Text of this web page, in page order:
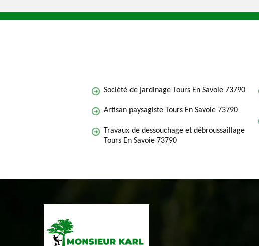
Société de jardinage Tours En Savoie 73790
Artisan paysagiste Tours En Savoie 73790
Travaux de dessouchage et débroussaillage
Tours En Savoie 73790